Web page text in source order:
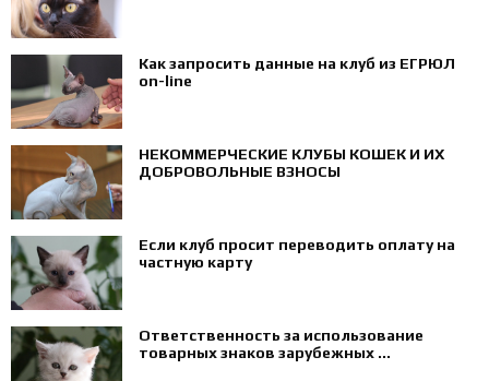
Как запросить данные на клуб из ЕГРЮЛ
on-line
НЕКОММЕРЧЕСКИЕ КЛУБЫ КОШЕК И ИХ
ДОБРОВОЛЬНЫЕ ВЗНОСЫ
Если клуб просит переводить оплату на
частную карту
Ответственность за использование
товарных знаков зарубежных ...